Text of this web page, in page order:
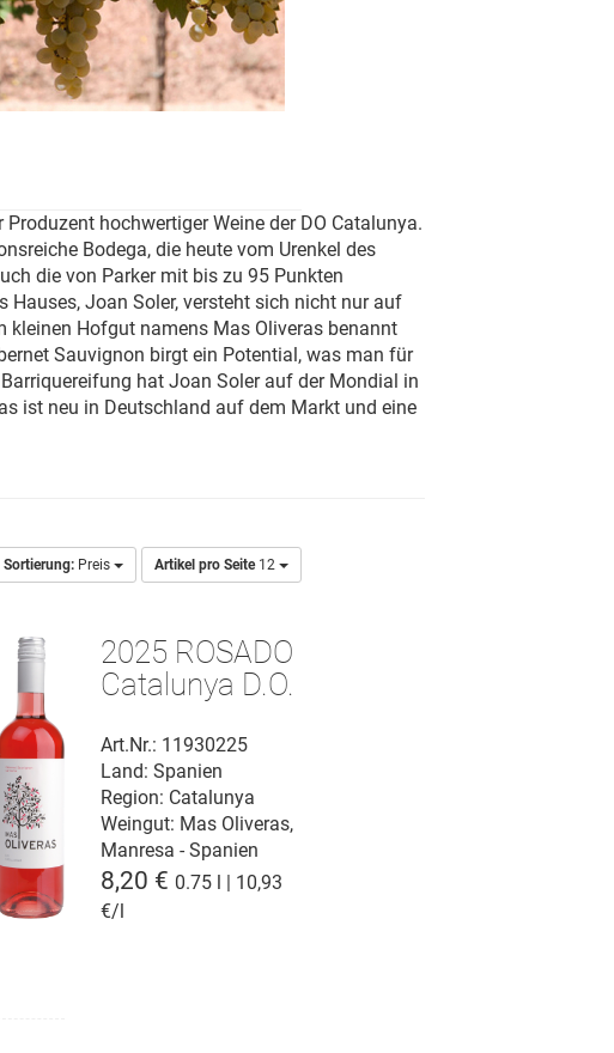
hochwertiger Weine der DO Catalunya.
Bodega, die heute vom Urenkel des
die von Parker mit bis zu 95 Punkten
Hauses, Joan Soler, versteht sich nicht nur auf
kleinen Hofgut namens Mas Oliveras benannt
Sauvignon birgt ein Potential, was man für
hat Joan Soler auf der Mondial in
ist neu in Deutschland auf dem Markt und eine
Sortierung: Preis Artikel pro Seite 12
2025 ROSADO
Catalunya D.O.
Art.Nr.: 11930225
Region: Catalunya
Weingut: Mas Oliveras,
Manresa - Spanien
Land: Spanien
8,20 € 0.75 l | 10,93
€/l